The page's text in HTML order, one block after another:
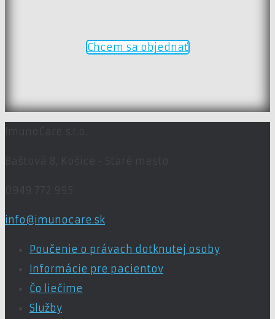
Chcem sa objednať
info@imunocare.sk
Poučenie o právach dotknutej osoby
Informácie pre pacientov
Čo liečime
Služby